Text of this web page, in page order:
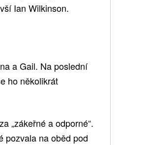
Ian Wilkinson.
a Gail. Na poslední
ho několikrát
„zákeřné a odporné“.
pozvala na oběd pod